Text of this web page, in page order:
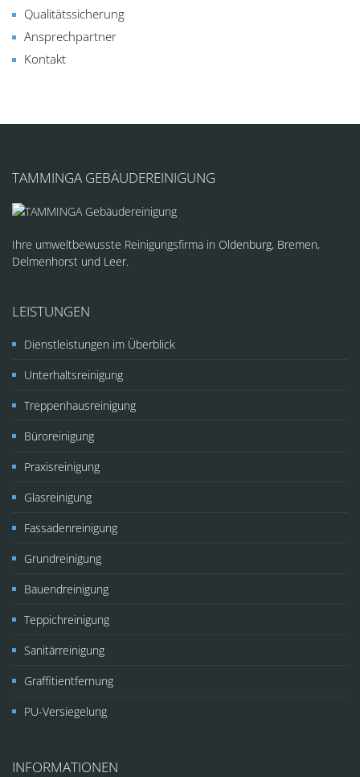
Qualitätssicherung
Ansprechpartner
Kontakt
TAMMINGA GEBÄUDEREINIGUNG
Ihre umweltbewusste Reinigungsfirma in Oldenburg, Bremen,
Delmenhorst und Leer.
LEISTUNGEN
Dienstleistungen im Überblick
Unterhaltsreinigung
Treppenhausreinigung
Büroreinigung
Praxisreinigung
Glasreinigung
Fassadenreinigung
Grundreinigung
Bauendreinigung
Teppichreinigung
Sanitärreinigung
Graffitientfernung
PU-Versiegelung
INFORMATIONEN